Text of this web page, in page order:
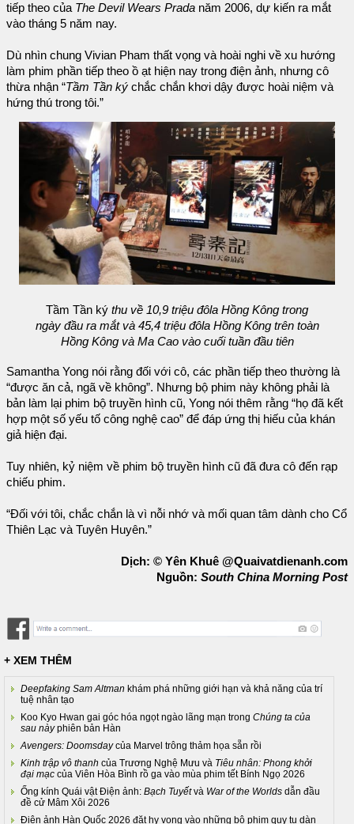
tiếp theo của The Devil Wears Prada năm 2006, dự kiến ra mắt
vào tháng 5 năm nay.
Dù nhìn chung Vivian Pham thất vọng và hoài nghi về xu hướng
làm phim phần tiếp theo ồ ạt hiện nay trong điện ảnh, nhưng cô
thừa nhận “Tầm Tần ký chắc chắn khơi dậy được hoài niệm và
hứng thú trong tôi.”
Tầm Tần ký thu về 10,9 triệu đôla Hồng Kông trong
ngày đầu ra mắt và 45,4 triệu đôla Hồng Kông trên toàn
Hồng Kông và Ma Cao vào cuối tuần đầu tiên
Samantha Yong nói rằng đối với cô, các phần tiếp theo thường là
“được ăn cả, ngã về không”. Nhưng bộ phim này không phải là
bản làm lại phim bộ truyền hình cũ, Yong nói thêm rằng “họ đã kết
hợp một số yếu tố công nghệ cao” để đáp ứng thị hiếu của khán
giả hiện đại.
Tuy nhiên, kỷ niệm về phim bộ truyền hình cũ đã đưa cô đến rạp
chiếu phim.
“Đối với tôi, chắc chắn là vì nỗi nhớ và mối quan tâm dành cho Cổ
Thiên Lạc và Tuyên Huyên.”
Dịch: © Yên Khuê @Quaivatdienanh.com
Nguồn: South China Morning Post
+ XEM THÊM
Deepfaking Sam Altman khám phá những giới hạn và khả năng của trí
tuệ nhân tạo
Koo Kyo Hwan gai góc hóa ngọt ngào lãng mạn trong Chúng ta của
sau nàyphiên bản Hàn
Avengers: Doomsdaycủa Marvel trông thảm họa sẵn rồi
Kinh trập vô thanh của Trương Nghệ Mưu và Tiêu nhân: Phong khởi
đại mạc của Viên Hòa Bình rồ ga vào mùa phim tết Bính Ngọ 2026
Ống kính Quái vật Điện ảnh: Bạch Tuyếtvà War of the Worlds dẫn đầu
đề cử Mâm Xôi 2026
Điện ảnh Hàn Quốc 2026 đặt hy vọng vào những bộ phim quy tụ dàn